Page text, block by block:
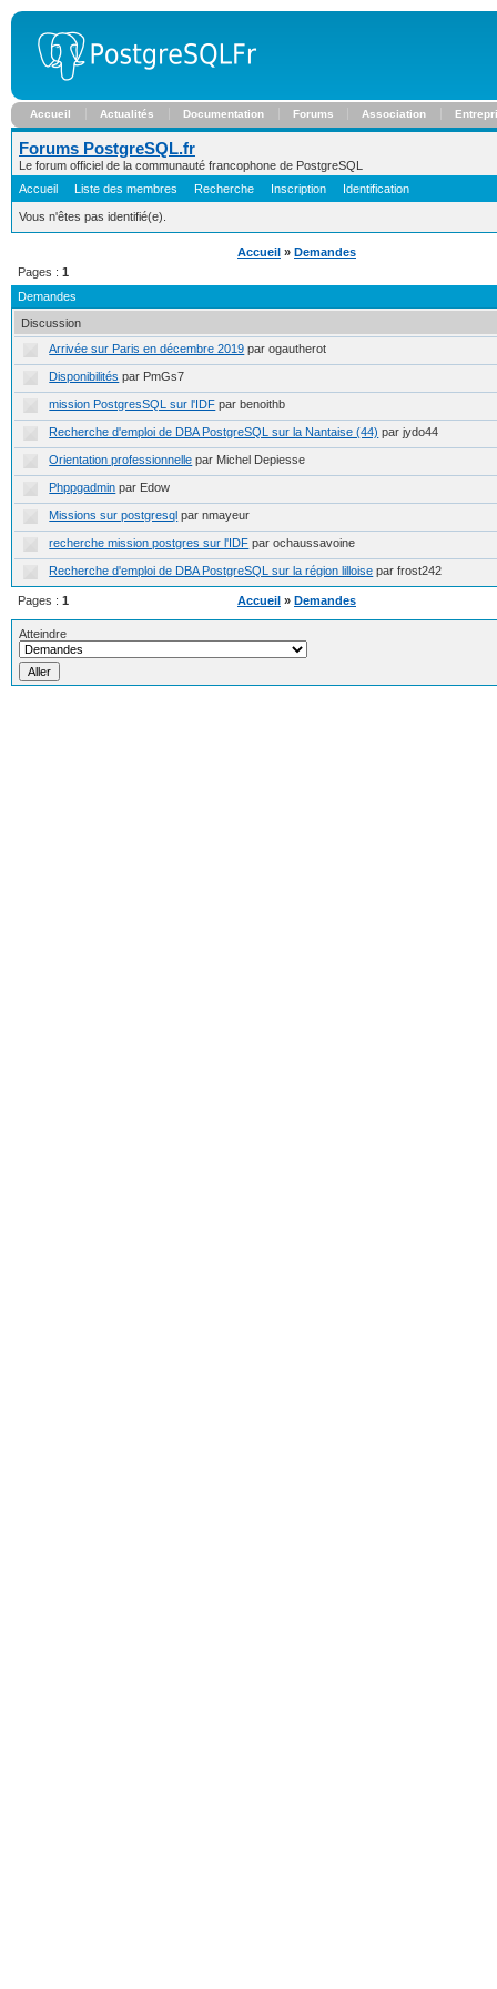
Accueil Actualités Documentation Forums Association
Forums PostgreSQL.fr
Le forum officiel de la communauté francophone de PostgreSQL
Accueil
Liste des membres Recherche Inscription Identification
Vous n'êtes pas identifié(e).
Accueil » Demandes
Pages : 1
Demandes
Discussion
Arrivée sur Paris en décembre 2019 par ogautherot
Disponibilités par PmGs7
mission PostgresSQL sur l'IDF par benoithb
Recherche d'emploi de DBA PostgreSQL sur la Nantaise (44) par jydo44
Orientation professionnelle par Michel Depiesse
Phppgadmin par Edow
Missions sur postgresql par nmayeur
recherche mission postgres sur l'IDF par ochaussavoine
Recherche d'emploi de DBA PostgreSQL sur la région lilloise par frost242
Pages : 1 Accueil » Demandes
Atteindre